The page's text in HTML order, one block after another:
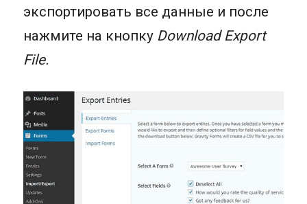
экспортировать все данные и после
нажмите на кнопку Download Export
File.